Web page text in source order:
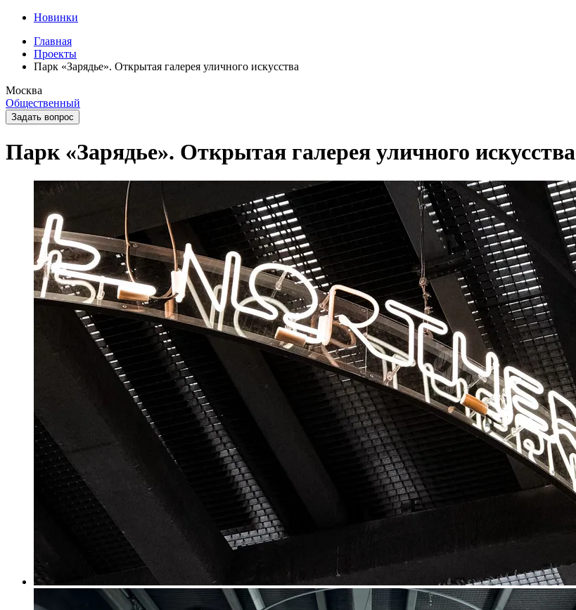
Новинки
Главная
Проекты
Парк «Зарядье». Открытая галерея уличного искусства
Москва
Общественный
Задать вопрос
Парк «Зарядье». Открытая галерея уличного искусства